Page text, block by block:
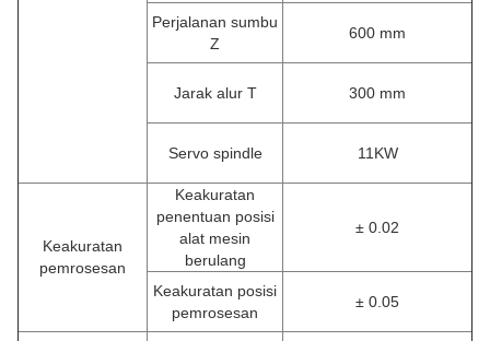
Perjalanan sumbu
Z
600 mm
Jarak alur T 300 mm
Servo spindle 11KW
Keakuratan
pemrosesan
Keakuratan
penentuan posisi
alat mesin
berulang
± 0.02
Keakuratan posisi
pemrosesan
± 0.05